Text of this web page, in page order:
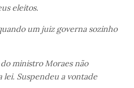
eleitos.
um juiz governa sozinho
ministro Moraes não
lei. Suspendeu a vontade